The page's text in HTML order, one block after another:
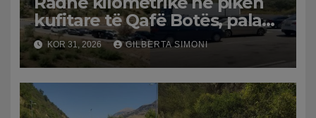
kufitare të Qafë Botës, pala
greke raporton defekt në
sistem, qytetarët mbeten të
bllokuar
KOR 31, 2026 GILBERTA SIMONI